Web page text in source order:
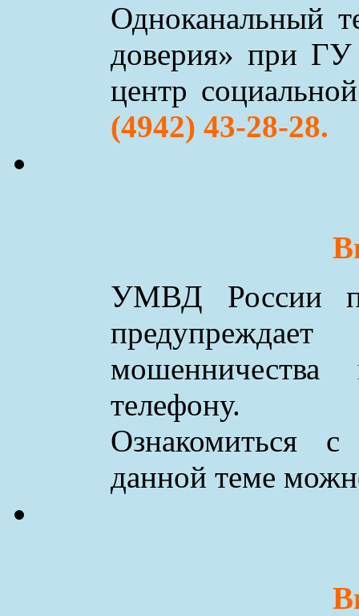
Одноканальный
доверия» при ГУ
центр
(4942) 43-28-28.
УМВД России
телефону.
Ознакомиться
данной теме